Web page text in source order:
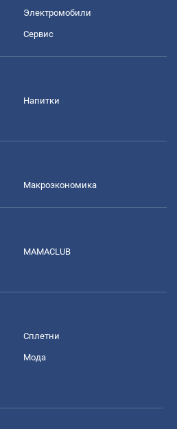
Электромобили
Сервис
Напитки
Mакроэкономика
MAMACLUB
Сплетни
Мода